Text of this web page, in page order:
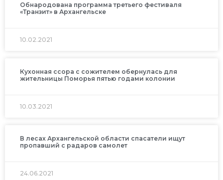
Обнародована программа третьего фестиваля
«Транзит» в Архангельске
10.02.2021
Кухонная ссора с сожителем обернулась для
жительницы Поморья пятью годами колонии
10.03.2021
В лесах Архангельской области спасатели ищут
пропавший с радаров самолет
24.06.2021